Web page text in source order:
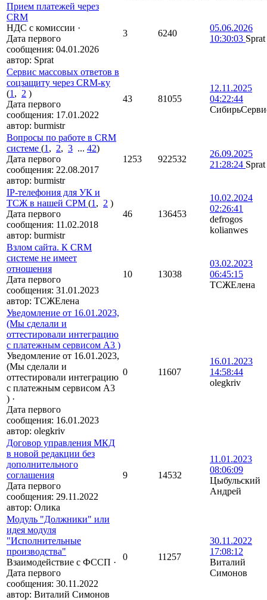
Прием платежей через
CRM
НДС с комиссии ·
Дата первого
сообщения: 04.01.2026
автор: Sprat
3 6240
05.06.2026
10:30:03 Sprat
Сервис массовых ответов в
соцзащиту через CRM-ку
(1 , 2 )
Дата первого
сообщения: 17.01.2022
автор: burmistr
43 81055
12.11.2025
04:22:44
Вопросы по работе в CRM
системе (1 , 2, 3 ... 42)
Дата первого
сообщения: 22.08.2017
автор: burmistr
1253 922532
26.09.2025
21:28:24 Sprat
IP-телефония для УК и
ТСЖ в нашей СРМ (1 , 2 )
Дата первого
сообщения: 11.02.2018
автор: burmistr
46 136453
10.02.2024
02:26:41
defrogos
kolianwes
Взлом сайта. К CRM
системе не имеет
отношения
Дата первого
сообщения: 31.01.2023
автор: ТСЖЕлена
10 13038
03.02.2023
06:45:15
ТСЖЕлена
Уведомление от 16.01.2023,
(Мы сделали и
оттестировали интеграцию
с платежным сервисом А3 )
Уведомление от 16.01.2023,
(Мы сделали и
оттестировали интеграцию
с платежным сервисом А3
) ·
Дата первого
сообщения: 16.01.2023
автор: olegkriv
0 11607
16.01.2023
14:58:44
olegkriv
Договор управления МКД
в новой редакции без
дополнительного
соглашения
Дата первого
сообщения: 29.11.2022
автор: Олика
9 14532
11.01.2023
08:06:09
Цыбульский
Андрей
Модуль "Должники" или
идея модуля
"Исполнительные
производства"
Взаимодействие с ФССП ·
Дата первого
сообщения: 30.11.2022
автор: Виталий Симонов
0 11257
30.11.2022
17:08:12
Виталий
Симонов